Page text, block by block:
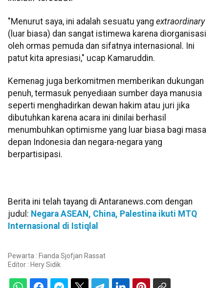
"Menurut saya, ini adalah sesuatu yang extraordinary
(luar biasa) dan sangat istimewa karena diorganisasi
oleh ormas pemuda dan sifatnya internasional. Ini
patut kita apresiasi," ucap Kamaruddin.
Kemenag juga berkomitmen memberikan dukungan
penuh, termasuk penyediaan sumber daya manusia
seperti menghadirkan dewan hakim atau juri jika
dibutuhkan karena acara ini dinilai berhasil
menumbuhkan optimisme yang luar biasa bagi masa
depan Indonesia dan negara-negara yang
berpartisipasi.
Berita ini telah tayang di Antaranews.com dengan
judul: Negara ASEAN, China, Palestina ikuti MTQ
Internasional di Istiqlal
Pewarta : Fianda Sjofjan Rassat
Editor : Hery Sidik